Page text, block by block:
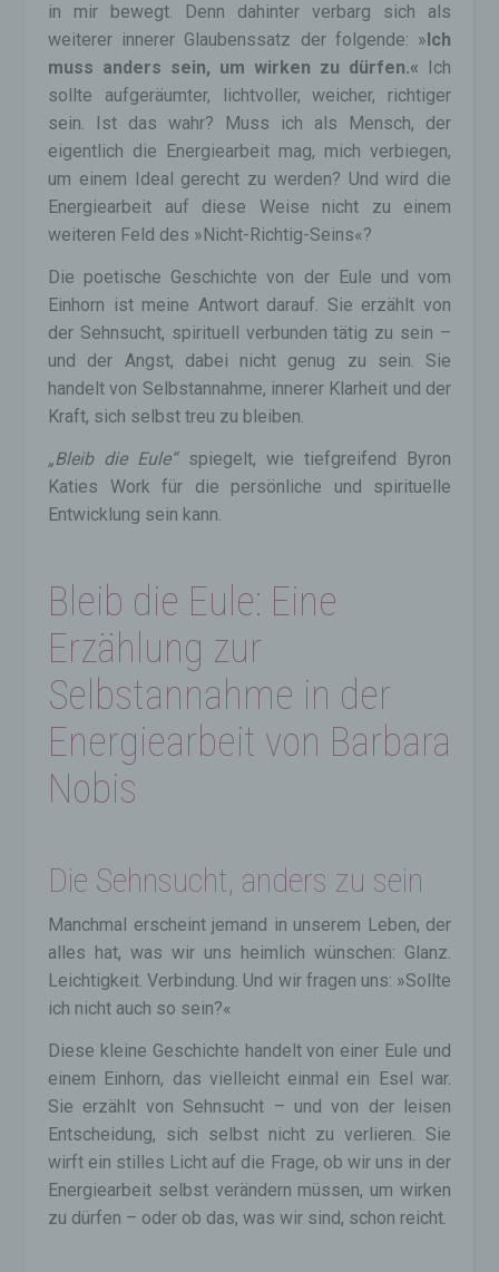
in mir bewegt. Denn dahinter verbarg sich als
weiterer innerer Glaubenssatz der folgende: » Ich
muss anders sein, um wirken zu dürfen.« Ich
sollte aufgeräumter, lichtvoller, weicher, richtiger
sein. Ist das wahr? Muss ich als Mensch, der
eigentlich die Energiearbeit mag, mich verbiegen,
um einem Ideal gerecht zu werden? Und wird die
Energiearbeit auf diese Weise nicht zu einem
weiteren Feld des »Nicht-Richtig-Seins«?
Die poetische Geschichte von der Eule und vom
Einhorn ist meine Antwort darauf. Sie erzählt von
der Sehnsucht, spirituell verbunden tätig zu sein –
und der Angst, dabei nicht genug zu sein. Sie
handelt von Selbstannahme, innerer Klarheit und der
Kraft, sich selbst treu zu bleiben.
„Bleib die Eule“spiegelt, wie tiefgreifend Byron
Katies Work für die persönliche und spirituelle
Entwicklung sein kann.
Bleib die Eule: Eine
Erzählung zur
Selbstannahme in der
Energiearbeit von Barbara
Nobis
Die Sehnsucht, anders zu sein
Manchmal erscheint jemand in unserem Leben, der
alles hat, was wir uns heimlich wünschen: Glanz.
Leichtigkeit. Verbindung. Und wir fragen uns: »Sollte
ich nicht auch so sein?«
Diese kleine Geschichte handelt von einer Eule und
einem Einhorn, das vielleicht einmal ein Esel war.
Sie erzählt von Sehnsucht – und von der leisen
Entscheidung, sich selbst nicht zu verlieren. Sie
wirft ein stilles Licht auf die Frage, ob wir uns in der
Energiearbeit selbst verändern müssen, um wirken
zu dürfen – oder ob das, was wir sind, schon reicht.